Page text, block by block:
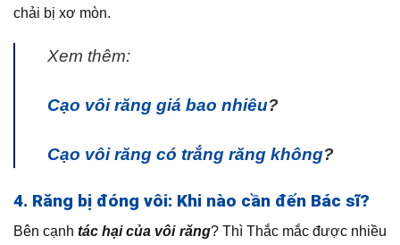
chải bị xơ mòn.
Xem thêm:
Cạo vôi răng giá bao nhiêu?
Cạo vôi răng có trắng răng không?
4. Răng bị đóng vôi: Khi nào cần đến Bác sĩ?
Bên cạnhtác hại của vôi răng? Thì Thắc mắc được nhiều